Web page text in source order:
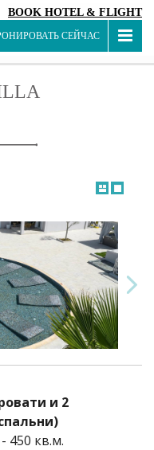
BOOK HOTEL & FLIGHT
СЕЙЧАС
и 2
450 кв.м.